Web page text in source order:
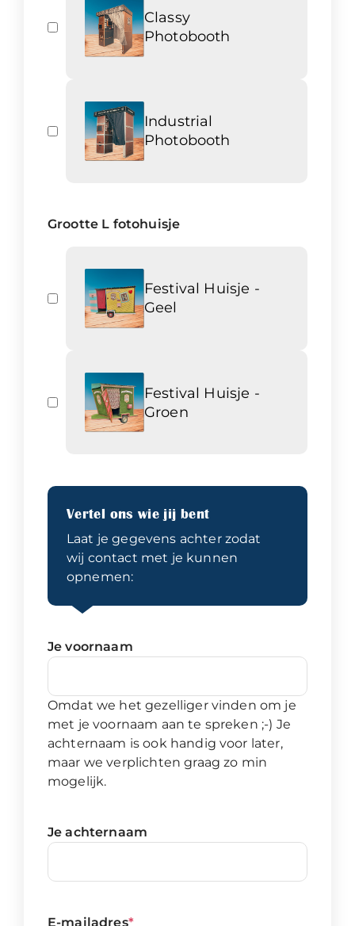
Classy
Photobooth
Industrial
Photobooth
Grootte L fotohuisje
Festival Huisje -
Geel
Festival Huisje -
Groen
Vertel ons wie jij bent
Laat je gegevens achter zodat
wij contact met je kunnen
opnemen:
Je voornaam
Omdat we het gezelliger vinden om je
met je voornaam aan te spreken ;-) Je
achternaam is ook handig voor later,
maar we verplichten graag zo min
mogelijk.
Je achternaam
E-mailadres*